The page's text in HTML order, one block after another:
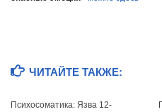
ЧИТАЙТЕ ТАКЖЕ:
Психосоматика: Язва 12-